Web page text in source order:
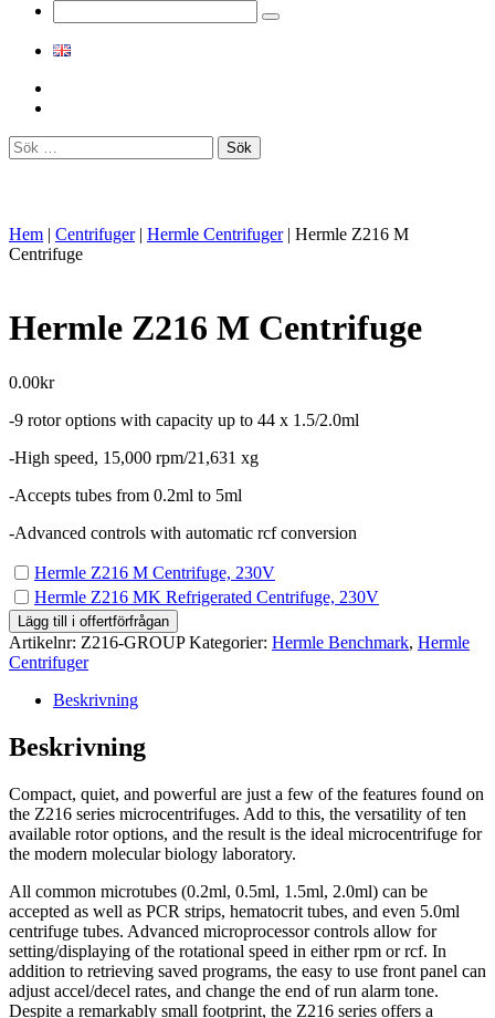
Sök
efter:
Hem | Centrifuger | Hermle Centrifuger | Hermle Z216 M
Centrifuge
Hermle Z216 M Centrifuge
0.00kr
-9 rotor options with capacity up to 44 x 1.5/2.0ml
-High speed, 15,000 rpm/21,631 xg
-Accepts tubes from 0.2ml to 5ml
-Advanced controls with automatic rcf conversion
Köp
en
av
Hermle
Z216
M
Centrifuge,
230V
0.00kr
Hermle Z216 M Centrifuge, 230V
Köp
en
av
Hermle
Z216
MK
Refrigerated
Centrifuge,
230V
0.00kr
Hermle Z216 MK Refrigerated Centrifuge, 230V
Lägg till i offertförfrågan
Artikelnr: Z216-GROUP Kategorier: Hermle Benchmark, Hermle
Centrifuger
Beskrivning
Beskrivning
Compact, quiet, and powerful are just a few of the features found on
the Z216 series microcentrifuges. Add to this, the versatility of ten
available rotor options, and the result is the ideal microcentrifuge for
the modern molecular biology laboratory.
All common microtubes (0.2ml, 0.5ml, 1.5ml, 2.0ml) can be
accepted as well as PCR strips, hematocrit tubes, and even 5.0ml
centrifuge tubes. Advanced microprocessor controls allow for
setting/displaying of the rotational speed in either rpm or rcf. In
addition to retrieving saved programs, the easy to use front panel can
adjust accel/decel rates, and change the end of run alarm tone.
Despite a remarkably small footprint, the Z216 series offers a